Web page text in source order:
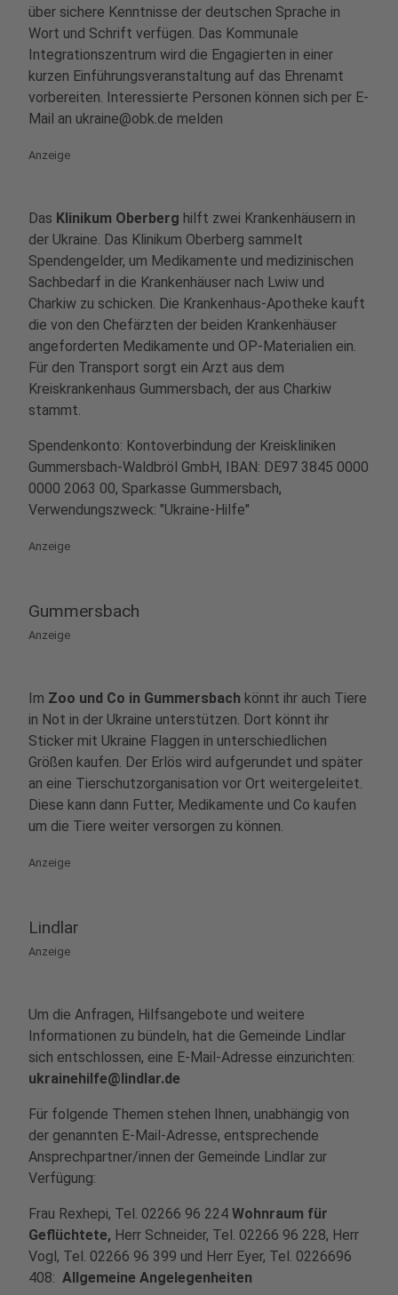
über sichere Kenntnisse der deutschen Sprache in
Wort und Schrift verfügen. Das Kommunale
Integrationszentrum wird die Engagierten in einer
kurzen Einführungsveranstaltung auf das Ehrenamt
vorbereiten. Interessierte Personen können sich per E-
Mail an ukraine@obk.de melden
Anzeige
Das Klinikum Oberberg hilft zwei Krankenhäusern in
der Ukraine. Das Klinikum Oberberg sammelt
Spendengelder, um Medikamente und medizinischen
Sachbedarf in die Krankenhäuser nach Lwiw und
Charkiw zu schicken. Die Krankenhaus-Apotheke kauft
die von den Chefärzten der beiden Krankenhäuser
angeforderten Medikamente und OP-Materialien ein.
Für den Transport sorgt ein Arzt aus dem
Kreiskrankenhaus Gummersbach, der aus Charkiw
stammt.
Spendenkonto: Kontoverbindung der Kreiskliniken
Gummersbach-Waldbröl GmbH, IBAN: DE97 3845 0000
0000 2063 00, Sparkasse Gummersbach,
Verwendungszweck: "Ukraine-Hilfe"
Anzeige
Gummersbach
Anzeige
Im Zoo und Co in Gummersbach könnt ihr auch Tiere
in Not in der Ukraine unterstützen. Dort könnt ihr
Sticker mit Ukraine Flaggen in unterschiedlichen
Größen kaufen. Der Erlös wird aufgerundet und später
an eine Tierschutzorganisation vor Ort weitergeleitet.
Diese kann dann Futter, Medikamente und Co kaufen
um die Tiere weiter versorgen zu können.
Anzeige
Lindlar
Anzeige
Um die Anfragen, Hilfsangebote und weitere
Informationen zu bündeln, hat die Gemeinde Lindlar
sich entschlossen, eine E-Mail-Adresse einzurichten:
ukrainehilfe@lindlar.de
Für folgende Themen stehen Ihnen, unabhängig von
der genannten E-Mail-Adresse, entsprechende
Ansprechpartner/innen der Gemeinde Lindlar zur
Verfügung:
Frau Rexhepi, Tel. 02266 96 224 Wohnraum für
Geflüchtete, Herr Schneider, Tel. 02266 96 228, Herr
Vogl, Tel. 02266 96 399 und Herr Eyer, Tel. 0226696
408: Allgemeine Angelegenheiten